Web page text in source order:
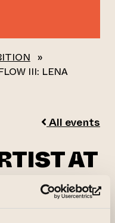
»
III: LENA
All events
AT
LENA